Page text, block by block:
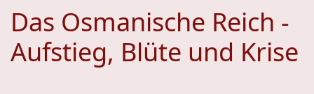
Das Osmanische Reich -
Aufstieg, Blüte und Krise